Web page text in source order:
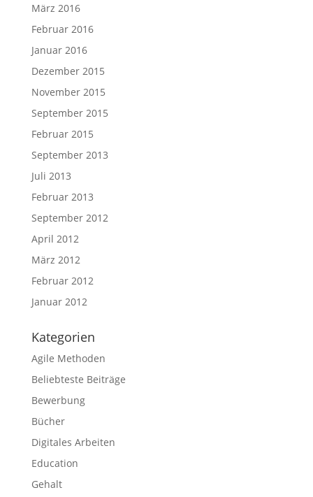
März 2016
Februar 2016
Januar 2016
Dezember 2015
November 2015
September 2015
Februar 2015
September 2013
Juli 2013
Februar 2013
September 2012
April 2012
März 2012
Februar 2012
Januar 2012
Kategorien
Agile Methoden
Beliebteste Beiträge
Bewerbung
Bücher
Digitales Arbeiten
Education
Gehalt